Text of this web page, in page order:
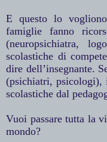
E questo lo
famiglie fanno
(neuropsichiatra,
scolastiche di
dire dell’insegnante.
(psichiatri,
scolastiche dal
Vuoi passare tutta la
mondo?